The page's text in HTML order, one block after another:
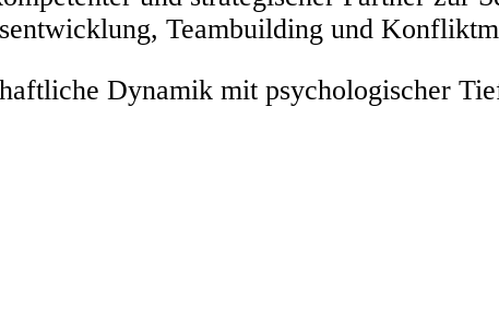
Teambuilding und
Dynamik mit psychologischer